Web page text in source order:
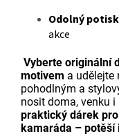
Odolný potisk
akce
Vyberte originální
motivem a udělejte
pohodlným a
nosit doma, venku i
praktický dárek
kamaráda – potěší